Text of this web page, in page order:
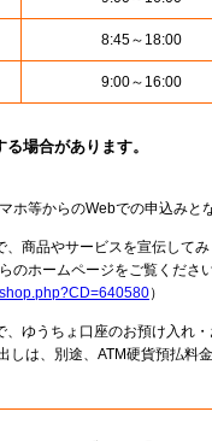
8:45～18:00
9:00～16:00
場合があります。
ホ等からのWebでの申込みと
商品やサービスを宣伝して
のホームページをご覧くださ
）
、ゆうちょ口座のお預け入れ
しは、別途、ATM硬貨預払料